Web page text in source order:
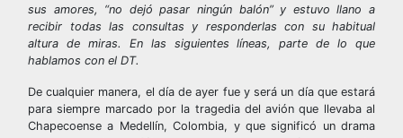
sus amores, “no dejó pasar ningún balón” y estuvo llano a
recibir todas las consultas y responderlas con su habitual
altura de miras. En las siguientes líneas, parte de lo que
hablamos con el DT.
De cualquier manera, el día de ayer fue y será un día que estará
para siempre marcado por la tragedia del avión que llevaba al
Chapecoense a Medellín, Colombia, y que significó un drama